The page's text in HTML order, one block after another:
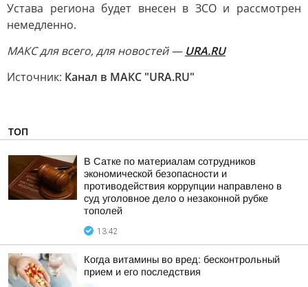
Устава региона будет внесен в ЗСО и рассмотрен
немедленно.
MAКС для всего, для новостей — URA.RU
Источник: Канал в МАКС "URA.RU"
ТОП
В Сатке по материалам сотрудников
экономической безопасности и
противодействия коррупции направлено в
суд уголовное дело о незаконной рубке
тополей
13:42
Когда витамины во вред: бесконтрольный
прием и его последствия